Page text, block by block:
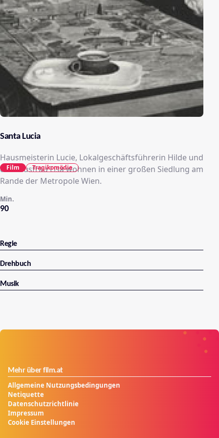
Santa Lucia
Hausmeisterin Lucie, Lokalgeschäftsführerin Hilde und
die Hausfrau Lisa wohnen in einer großen Siedlung am
Rande der Metropole Wien.
90
Min.
Film Tragikomödie
Regie
Drehbuch
Musik
Mehr über film.at
Allgemeine Nutzungsbedingungen
Netiquette
Datenschutzrichtlinie
Impressum
Cookie Einstellungen